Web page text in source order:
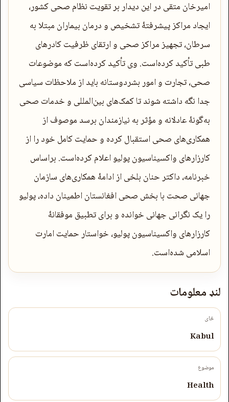
امیرخان متقی در این دیدار بر تقویت نظام صحی کشور،
ایجاد مراکز پیشرفتۀ تشخیص و درمان بیماران مبتلا به
سرطان، تجهیز مراکز صحی و ارتقای ظرفیت کادرهای
طبی تأکید کرده‌است. وی تأکید کرده‌است که موضوعات
صحی، تجارت و امور بشردوستانه باید از ملاحظات سیاسی
جدا نگه داشته شوند تا کمک‌های بین‌المللی و خدمات صحی
به‌گونۀ عادلانه و مؤثر به نیازمندان برسد موصوف از
همکاری‌های صحی استقبال کرده و حمایت کامل خود را از
کارزارهای واکسیناسیون پولیو اعلام کرده‌است. براساس
خبرنامه، داکتر حنان بلخی از ادامۀ همکاری‌های سازمان
جهانی صحت با بخش صحی افغانستان اطمینان داده، پولیو
را یک نگرانی جهانی خوانده و برای تطبیق موفقانۀ
کارزارهای واکسیناسیون پولیو، خواستار حمایت امارت
اسلامی شده‌است.
لنډ معلومات
ځای
Kabul
موضوع
Health